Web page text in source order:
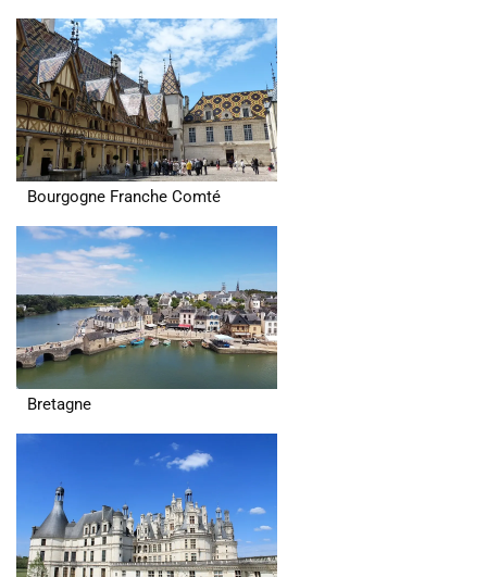
Bourgogne Franche Comté
Bretagne